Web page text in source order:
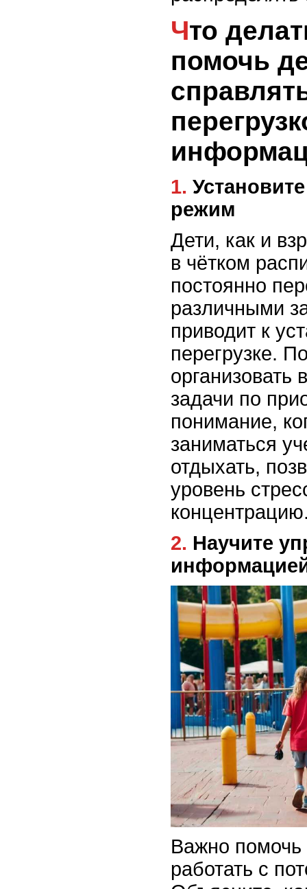
Что делать, чтобы
помочь
1. Установите четкие границы и
режим
Дети, как и
в чётком
постоянно
различными
приводит к
перегрузке.
организовать
задачи по
понимание,
заниматься
отдыхать,
уровень
2. Научите управлять
Важно помочь
работать с